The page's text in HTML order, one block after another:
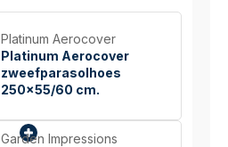
Platinum Aerocover
Platinum Aerocover
zweefparasolhoes
250x55/60 cm.
Garden Impressions